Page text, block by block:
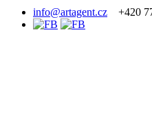
info@artagent.cz +420